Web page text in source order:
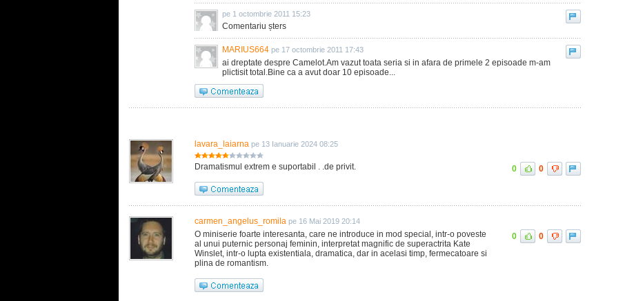
pe 1 octombrie 2011 15:23
Comentariu șters
MARIUS664 pe 17 octombrie 2011 17:43
ai dreptate despre Camelot.Am vazut toata seria si in afara de primele 2 episoade m-am
plictisit total.Bine ca a avut doar 10 episoade...
lavara_laiarna pe 13 Ianuarie 2024 08:25
Dramatismul extrem e suportabil . .de privit. 0 0
carmen_angelus_romila pe 16 Mai 2019 20:14
O miniserie foarte interesanta, care ne introduce in mod special, intr-o poveste
al unui puternic personaj feminin, interpretat magnific de superactrita Kate
Winslet, intr-o lupta existentiala, dramatica, dar in acelasi timp, fermecatoare si
plina de romantism.
0 0